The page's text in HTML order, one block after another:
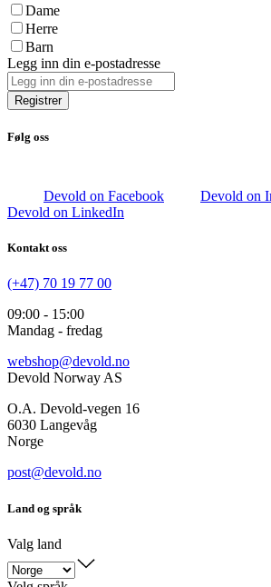
Dame
Herre
Barn
Legg inn din e-postadresse
Registrer
Følg oss
Devold on Facebook
Devold on
Devold on LinkedIn
Kontakt oss
(+47) 70 19 77 00
09:00 - 15:00
Mandag - fredag
webshop@devold.no
Devold Norway AS
O.A. Devold-vegen 16
6030 Langevåg
Norge
post@devold.no
Land og språk
Valg land